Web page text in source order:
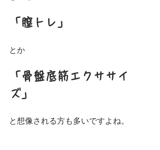
「膣トレ」
とか
「骨盤底筋エクササイ
ズ」
と想像される方も多いですよね。